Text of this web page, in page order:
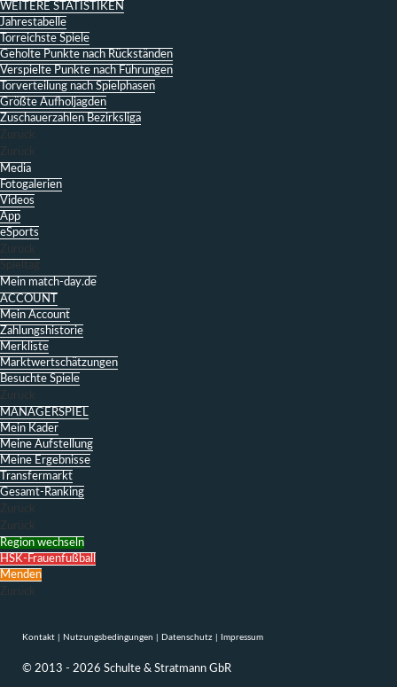
WEITERE STATISTIKEN
Jahrestabelle
Torreichste Spiele
Geholte Punkte nach Rückständen
Verspielte Punkte nach Führungen
Torverteilung nach Spielphasen
Größte Aufholjagden
Zuschauerzahlen Bezirksliga
Zurück
Zurück
Media
Fotogalerien
Videos
App
eSports
Zurück
Spieltag
Mein match-day.de
ACCOUNT
Mein Account
Zahlungshistorie
Merkliste
Marktwertschätzungen
Besuchte Spiele
Zurück
MANAGERSPIEL
Mein Kader
Meine Aufstellung
Meine Ergebnisse
Transfermarkt
Gesamt-Ranking
Zurück
Zurück
Region wechseln
HSK-Frauenfußball
Menden
Zurück
Kontakt Nutzungsbedingungen Datenschutz Impressum
© 2013 - 2026 Schulte & Stratmann GbR